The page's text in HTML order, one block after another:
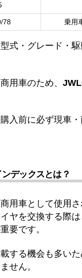
78 乗用
式・グレード・
用車のため、
入前に必ず現車
デックスとは？
用車として使用
ヤを交換する際
要です。
する機会も多い
せん。